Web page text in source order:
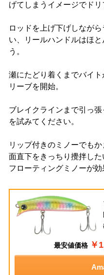
げてしまうイメージでドリ
ロッドを上げ下げしなが
い、リールハンドルはほ
う。
瀬にたどり着くまでバイ
リーブを開始。
ブレイクラインまで引っ
を試みてください。
リップ付きのミノーでも
面直下をきっちり攪拌し
フローティングミノーが効
最安値価格 ￥